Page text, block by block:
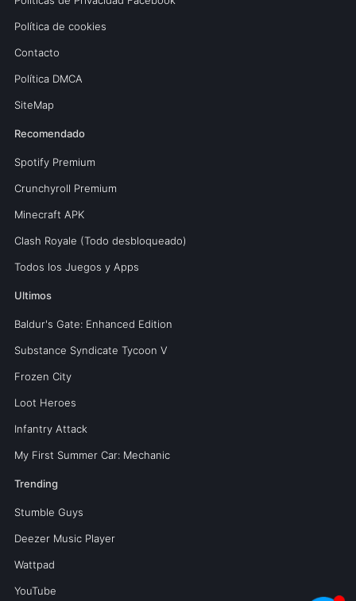
Política de cookies
Contacto
Política DMCA
SiteMap
Recomendado
Spotify Premium
Crunchyroll Premium
Minecraft APK
Clash Royale (Todo desbloqueado)
Todos los Juegos y Apps
Ultimos
Baldur's Gate: Enhanced Edition
Substance Syndicate Tycoon V
Frozen City
Loot Heroes
Infantry Attack
My First Summer Car: Mechanic
Trending
Stumble Guys
Deezer Music Player
Wattpad
YouTube